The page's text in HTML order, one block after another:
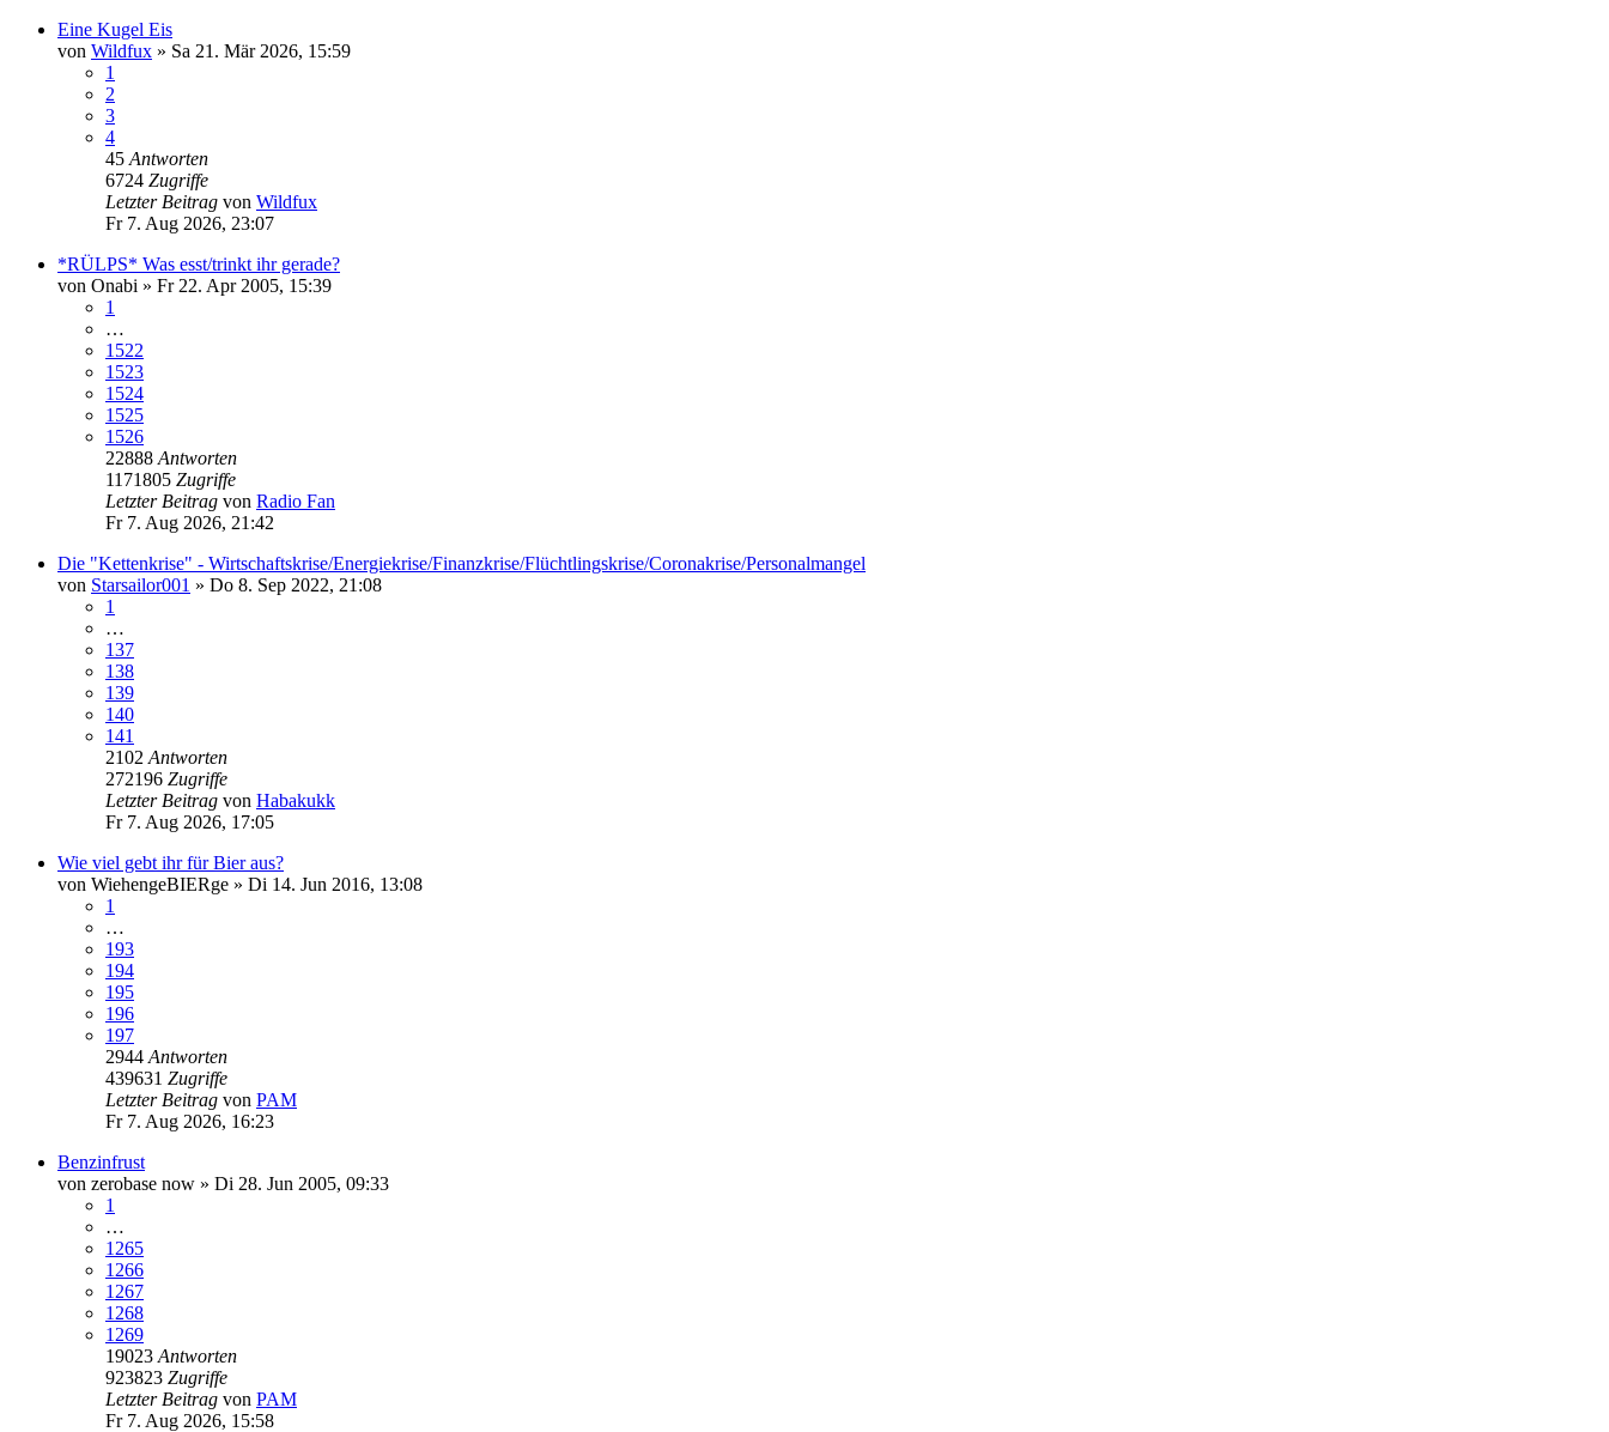
Eine Kugel Eis
von Wildfux » Sa 21. Mär 2026, 15:59
1
2
3
4
45 Antworten
6724 Zugriffe
Letzter Beitrag von Wildfux
Fr 7. Aug 2026, 23:07
*RÜLPS* Was esst/trinkt ihr gerade?
von Onabi » Fr 22. Apr 2005, 15:39
1
…
1522
1523
1524
1525
1526
22888 Antworten
1171805 Zugriffe
Letzter Beitrag von Radio Fan
Fr 7. Aug 2026, 21:42
Die "Kettenkrise" - Wirtschaftskrise/Energiekrise/Finanzkrise/Flüchtlingskrise/Coronakrise/Personalmangel
von Starsailor001 » Do 8. Sep 2022, 21:08
1
…
137
138
139
140
141
2102 Antworten
272196 Zugriffe
Letzter Beitrag von Habakukk
Fr 7. Aug 2026, 17:05
Wie viel gebt ihr für Bier aus?
von WiehengeBIERge » Di 14. Jun 2016, 13:08
1
…
193
194
195
196
197
2944 Antworten
439631 Zugriffe
Letzter Beitrag von PAM
Fr 7. Aug 2026, 16:23
Benzinfrust
von zerobase now » Di 28. Jun 2005, 09:33
1
…
1265
1266
1267
1268
1269
19023 Antworten
923823 Zugriffe
Letzter Beitrag von PAM
Fr 7. Aug 2026, 15:58